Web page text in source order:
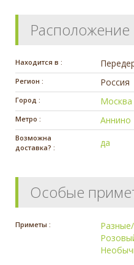
Расположение
Находится в :
Регион :
Город : Москва
Метро : Аннино
Возможна
доставка? :
да
Особые
Приметы :